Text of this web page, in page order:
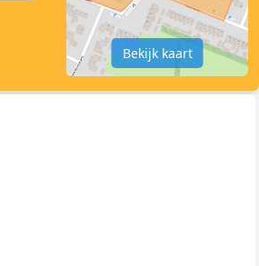
Bekijk kaart